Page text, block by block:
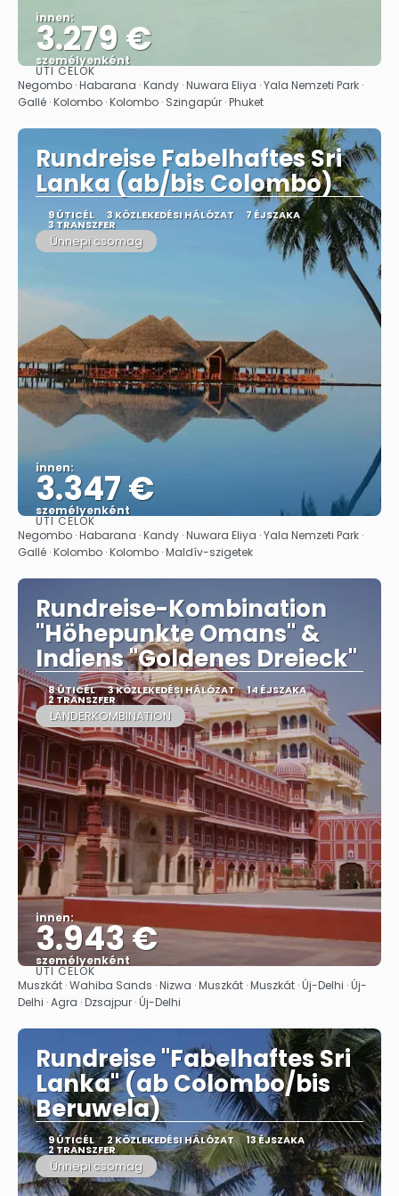
innen:
3.279 €
személyenként
Megnézem
ÚTI CÉLOK
Negombo · Habarana · Kandy · Nuwara Eliya · Yala Nemzeti Park ·
Gallé · Kolombo · Kolombo · Szingapúr · Phuket
Rundreise Fabelhaftes Sri
Lanka (ab/bis Colombo)
9 ÚTICÉL 3 KÖZLEKEDÉSI HÁLÓZAT 7 ÉJSZAKA
3 TRANSZFER
Ünnepi csomag
innen:
3.347 €
személyenként
Megnézem
ÚTI CÉLOK
Negombo · Habarana · Kandy · Nuwara Eliya · Yala Nemzeti Park ·
Gallé · Kolombo · Kolombo · Maldív-szigetek
Rundreise-Kombination
"Höhepunkte Omans" &
Indiens "Goldenes Dreieck"
8 ÚTICÉL 3 KÖZLEKEDÉSI HÁLÓZAT 14 ÉJSZAKA
2 TRANSZFER
LÄNDERKOMBINATION
innen:
3.943 €
személyenként
Megnézem
ÚTI CÉLOK
Muszkát · Wahiba Sands · Nizwa · Muszkát · Muszkát · Új-Delhi · Új-
Delhi · Agra · Dzsajpur · Új-Delhi
Rundreise "Fabelhaftes Sri
Lanka" (ab Colombo/bis
Beruwela)
9 ÚTICÉL 2 KÖZLEKEDÉSI HÁLÓZAT 13 ÉJSZAKA
2 TRANSZFER
Ünnepi csomag